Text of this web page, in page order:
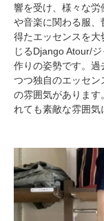
響を受け、様々な
や音楽に関わる服
得たエッセンスを
じるDjango Atour/
作りの姿勢です。
つつ独自のエッセ
の雰囲気があります
れても素敵な雰囲気